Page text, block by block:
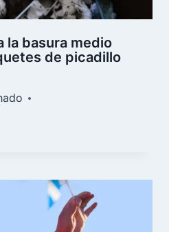
la basura medio
de picadillo